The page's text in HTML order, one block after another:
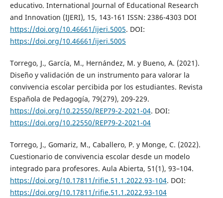
educativo. International Journal of Educational Research
and Innovation (IJERI), 15, 143-161 ISSN: 2386-4303 DOI
https://doi.org/10.46661/ijeri.5005. DOI:
https://doi.org/10.46661/ijeri.5005
Torrego, J., García, M., Hernández, M. y Bueno, A. (2021).
Diseño y validación de un instrumento para valorar la
convivencia escolar percibida por los estudiantes. Revista
Española de Pedagogía, 79(279), 209-229.
https://doi.org/10.22550/REP79-2-2021-04. DOI:
https://doi.org/10.22550/REP79-2-2021-04
Torrego, J., Gomariz, M., Caballero, P. y Monge, C. (2022).
Cuestionario de convivencia escolar desde un modelo
integrado para profesores. Aula Abierta, 51(1), 93–104.
https://doi.org/10.17811/rifie.51.1.2022.93-104. DOI:
https://doi.org/10.17811/rifie.51.1.2022.93-104